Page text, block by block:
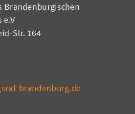
Brandenburgischen
Str. 164
brandenburg.de